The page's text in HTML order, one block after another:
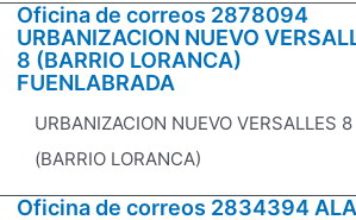
Oficina de correos 2878094
URBANIZACION NUEVO
8 (BARRIO LORANCA)
FUENLABRADA
URBANIZACION NUEVO VERSALLES 8
(BARRIO LORANCA)
Oficina de correos 2834394